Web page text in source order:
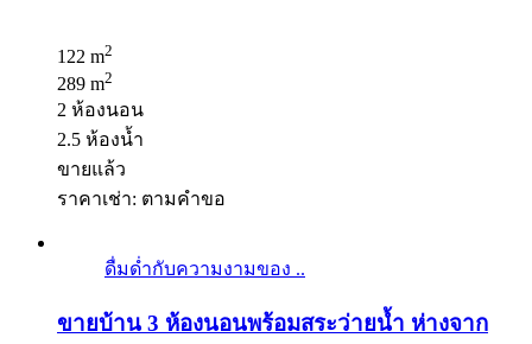
122 m2
289 m2
2 ห้องนอน
2.5 ห้องน้ำ
ขายแล้ว
ราคาเช่า: ตามคําขอ
ดื่มด่ำกับความงามของ ..
ขายบ้าน 3 ห้องนอนพร้อมสระว่ายน้ำ ห่างจาก